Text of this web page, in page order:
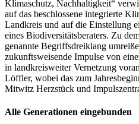
Klimaschutz, Nachhaltigkeit“
auf das beschlossene integrierte
Landkreis und auf die Einstellung
eines Biodiversitätsberaters. Zu
genannte Begriffsdreiklang
zukunftsweisende Impulse von
in landkreisweiter Vernetzung
Löffler, wobei das zum
Mitwitz Herzstück und
Alle Generationen eingebunden